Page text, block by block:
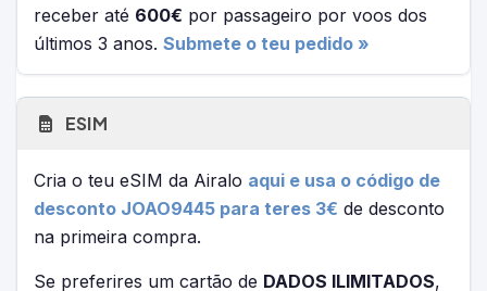
receber até 600€ por passageiro por voos dos
últimos 3 anos. Submete o teu pedido »
ESIM
Cria o teu eSIM da Airalo aqui e usa o código de
desconto JOAO9445 para teres 3€ de desconto
na primeira compra.
Se preferires um cartão de DADOS ILIMITADOS,